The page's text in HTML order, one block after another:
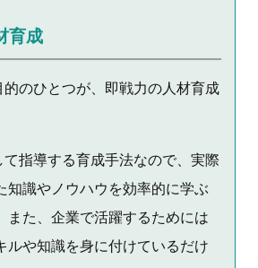
育成
的のひとつが、即戦力の人材育成
て指導する育成手法なので、実際
知識やノウハウを効率的に学ぶ
また、企業で活躍するためには
ルや知識を身に付けているだけ